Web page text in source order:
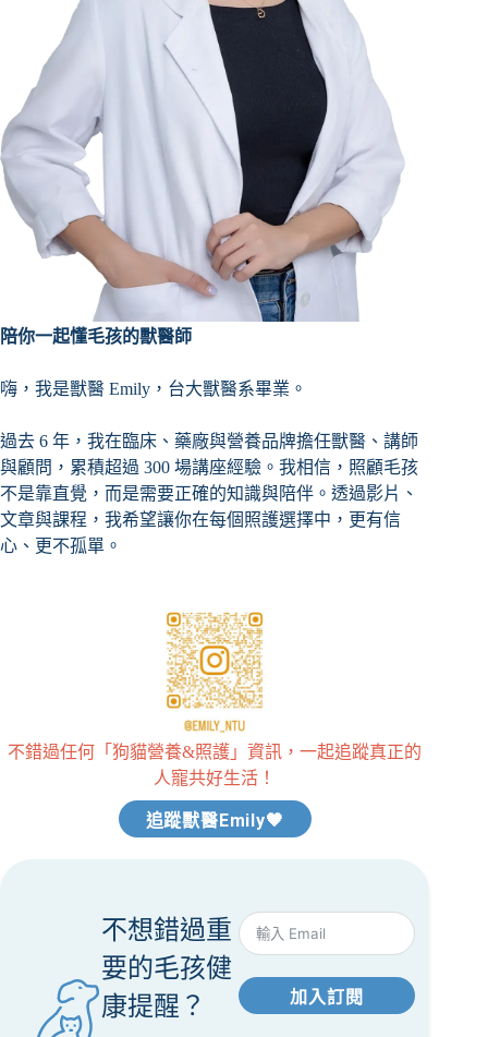
陪你一起懂毛孩的獸醫師
嗨，我是獸醫 Emily，台大獸醫系畢業。
過去 6 年，我在臨床、藥廠與營養品牌擔任獸醫、講師
與顧問，累積超過 300 場講座經驗。我相信，照顧毛孩
不是靠直覺，而是需要正確的知識與陪伴。透過影片、
文章與課程，我希望讓你在每個照護選擇中，更有信
心、更不孤單。
不錯過任何「狗貓營養&照護」資訊，一起追蹤真正的
人寵共好生活！
追蹤獸醫Emily🧡
不想錯過重
要的毛孩健
康提醒？
加入訂閱